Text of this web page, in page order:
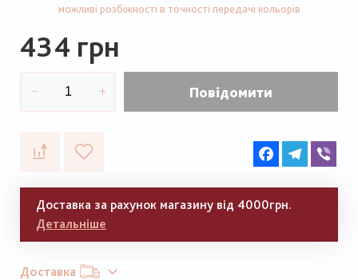
можливі розбіжності в точності передачі кольорів
434 грн
Повідомити
FacebookTelegram
Доставка за рахунок магазину від 4000грн.
Детальніше
Доставка